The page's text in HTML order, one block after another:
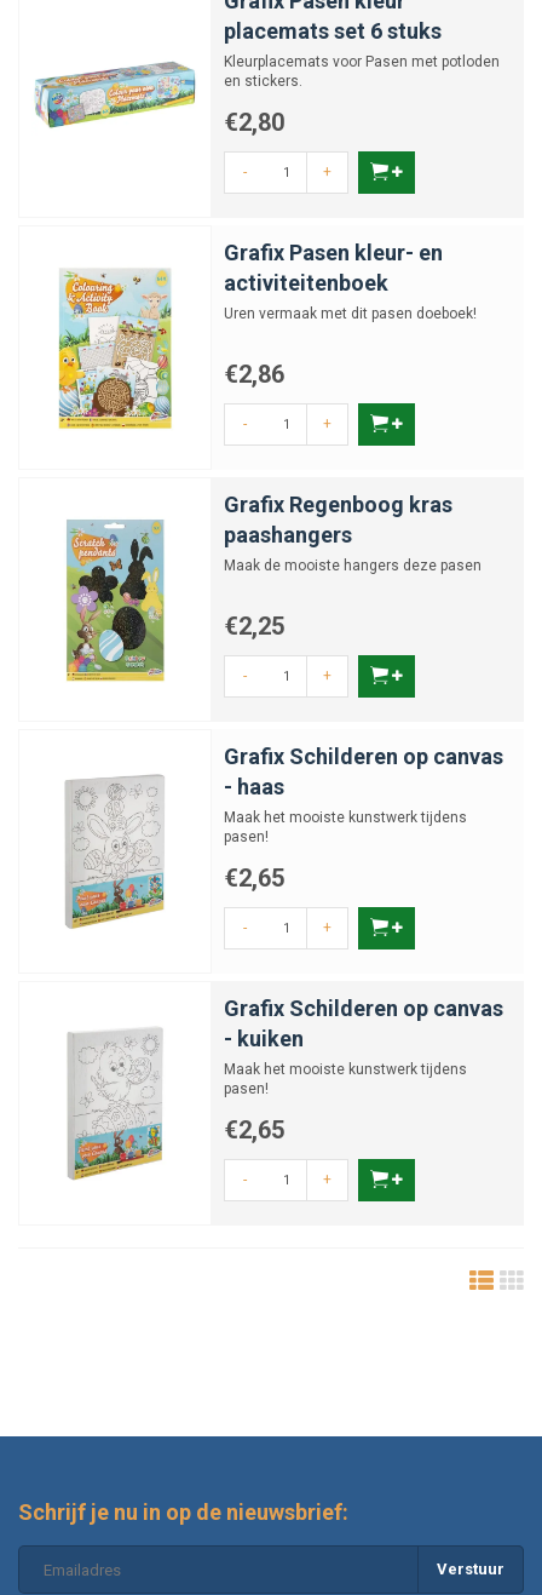
placemats set 6 stuks
Kleurplacemats voor Pasen met potloden
en stickers.
€2,80
- +
Grafix Pasen kleur- en
activiteitenboek
Uren vermaak met dit pasen doeboek!
€2,86
- +
Grafix Regenboog kras
paashangers
Maak de mooiste hangers deze pasen
€2,25
- +
Grafix Schilderen op canvas
- haas
Maak het mooiste kunstwerk tijdens
pasen!
€2,65
- +
Grafix Schilderen op canvas
- kuiken
Maak het mooiste kunstwerk tijdens
pasen!
€2,65
- +
Schrijf je nu in op de nieuwsbrief:
Verstuur